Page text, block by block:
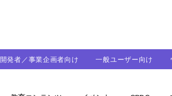
開発者／事業企画者向け 一般ユーザー向け